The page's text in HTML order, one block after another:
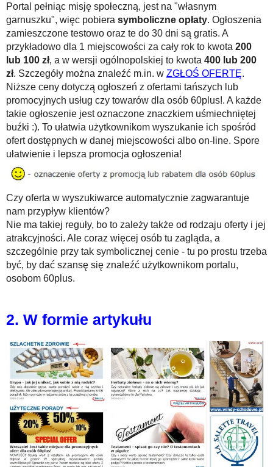
Portal pełniąc misję społeczną, jest na "własnym
garnuszku", więc pobiera symboliczne opłaty. Ogłoszenia
zamieszczone testowo oraz te do 30 dni są gratis. A
przykładowo dla 1 miejscowości za cały rok to kwota 200
lub 100 zł, a w wersji ogólnopolskiej to kwota 400 lub 200
zł. Szczegóły można znaleźć m.in. w ZGŁOŚ OFERTĘ.
Niższe ceny dotyczą ogłoszeń z ofertami tańszych lub
promocyjnych usług czy towarów dla osób 60plus!. A każde
takie ogłoszenie jest oznaczone znaczkiem uśmiechniętej
buźki :). To ułatwia użytkownikom wyszukanie ich spośród
ofert dostępnych w danej miejscowości albo on-line. Spore
ułatwienie i lepsza promocja ogłoszenia!
Czy oferta w wyszukiwarce automatycznie zagwarantuje
nam przypływ klientów?
Nie ma takiej reguły, bo to zależy także od rodzaju oferty i jej
atrakcyjności. Ale coraz więcej osób tu zagląda, a
szczególnie przy tak symbolicznej cenie - tu po prostu trzeba
być, by dać szansę się znaleźć użytkownikom portalu,
osobom 60plus.
2. W formie artykułu